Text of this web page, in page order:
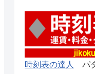
時刻表の達人 パ